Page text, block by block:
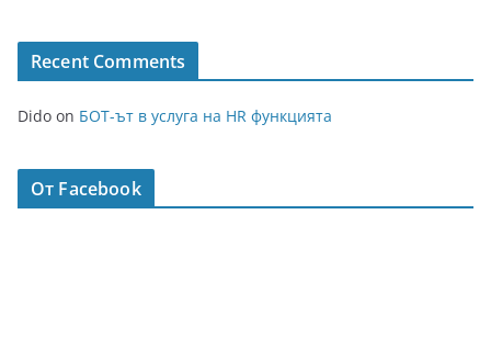
Recent Comments
Dido on БОТ-ът в услуга на HR функцията
От Facebook